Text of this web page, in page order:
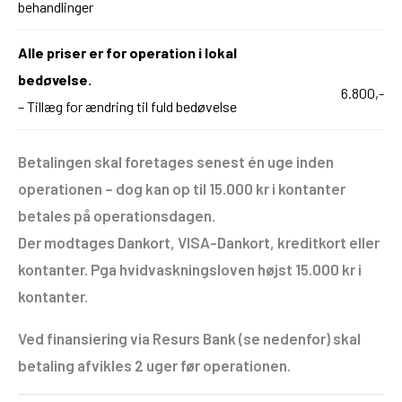
behandlinger
Alle priser er for operation i lokal
bedøvelse.
– Tillæg for ændring til fuld bedøvelse
6.800,-
Betalingen skal foretages senest én uge inden
operationen – dog kan op til 15.000 kr i kontanter
betales på operationsdagen.
Der modtages Dankort, VISA-Dankort, kreditkort eller
kontanter. Pga hvidvaskningsloven højst 15.000 kr i
kontanter.
Ved finansiering via Resurs Bank (se nedenfor) skal
betaling afvikles 2 uger før operationen.